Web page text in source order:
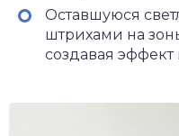
Оставшуюся
штрихами на
создавая эффект